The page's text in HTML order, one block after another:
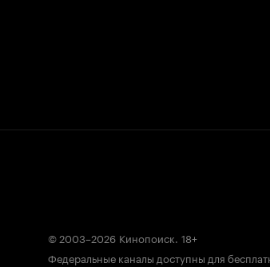
© 2003–2026 Кинопоиск. 18+
Федеральные каналы доступны для